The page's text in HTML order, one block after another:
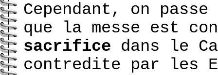
Cependant, on
que la messe est
sacrifice dans le
contredite par les